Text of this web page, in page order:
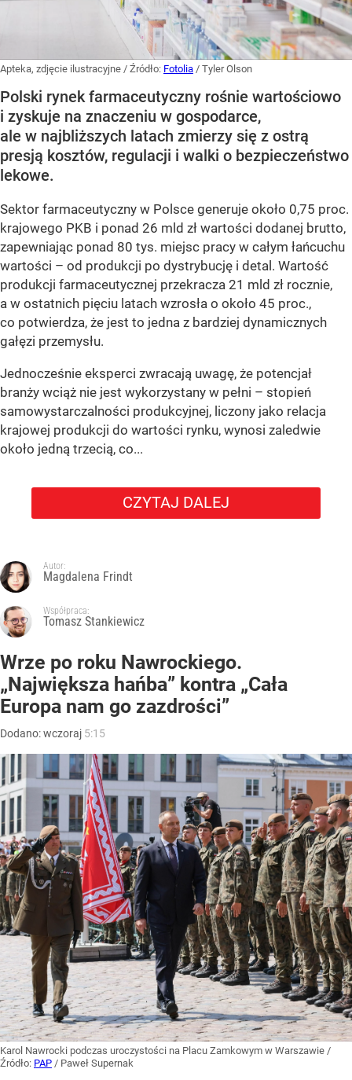
Apteka, zdjęcie ilustracyjne / Źródło: Fotolia / Tyler Olson
Polski rynek farmaceutyczny rośnie wartościowo
i zyskuje na znaczeniu w gospodarce,
ale w najbliższych latach zmierzy się z ostrą
presją kosztów, regulacji i walki o bezpieczeństwo
lekowe.
Sektor farmaceutyczny w Polsce generuje około 0,75 proc.
krajowego PKB i ponad 26 mld zł wartości dodanej brutto,
zapewniając ponad 80 tys. miejsc pracy w całym łańcuchu
wartości – od produkcji po dystrybucję i detal. Wartość
produkcji farmaceutycznej przekracza 21 mld zł rocznie,
a w ostatnich pięciu latach wzrosła o około 45 proc.,
co potwierdza, że jest to jedna z bardziej dynamicznych
gałęzi przemysłu.
Jednocześnie eksperci zwracają uwagę, że potencjał
branży wciąż nie jest wykorzystany w pełni – stopień
samowystarczalności produkcyjnej, liczony jako relacja
krajowej produkcji do wartości rynku, wynosi zaledwie
około jedną trzecią, co...
CZYTAJ DALEJ
Autor:
Magdalena Frindt
Współpraca:
Tomasz Stankiewicz
Wrze po roku Nawrockiego.
„Największa hańba” kontra „Cała
Europa nam go zazdrości”
Dodano:wczoraj 5:15
Karol Nawrocki podczas uroczystości na Placu Zamkowym w Warszawie /
Źródło: PAP / Paweł Supernak